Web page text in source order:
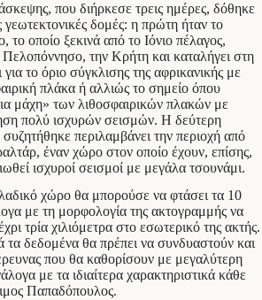
που διήρκεσε τρεις ημέρες, δόθηκε
δομές: η πρώτη ήταν το
το οποίο ξεκινά από το Ιόνιο πέλαγος,
Πελοπόννησο, την Κρήτη και καταλήγει στη
το όριο σύγκλισης της αφρικανικής με
πλάκα ή αλλιώς το σημείο όπου
μάχη» των λιθοσφαιρικών πλακών με
πολύ ισχυρών σεισμών. Η δεύτερη
περιλαμβάνει την περιοχή από
έναν χώρο στον οποίο έχουν, επίσης,
ισχυροί σεισμοί με μεγάλα τσουνάμι.
χώρο θα μπορούσε να φτάσει τα 10
με τη μορφολογία της ακτογραμμής να
τρία χιλιόμετρα στο εσωτερικό της ακτής.
τα δεδομένα θα πρέπει να συνδυαστούν και
που θα καθορίσουν με μεγαλύτερη
με τα ιδιαίτερα χαρακτηριστικά κάθε
Παπαδόπουλος.